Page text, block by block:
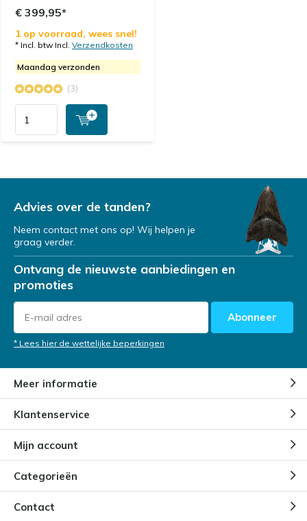
€ 399,95*
1 op voorraad, wees snel!
* Incl. btw Incl. Verzendkosten
Maandag verzonden
(3)
Advies over de tanden?
Neem contact met ons op! Wij helpen je
graag verder.
Ontvang de nieuwste aanbiedingen en
promoties
Abonneer
* Lees hier de wettelijke beperkingen
Meer informatie
Klantenservice
Mijn account
Categorieën
Contact